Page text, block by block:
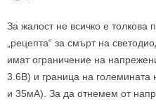
За жалост не всичко е толкова
„рецепта“ за смърт на
имат ограничение на
3.6В) и граница на
и 35мА). За да отнемем от